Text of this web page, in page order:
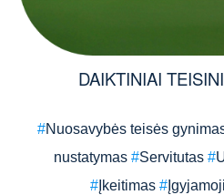
DAIKTINIAI
#Nuosavybės teisės
nustatymas #Servitutas #
# Įkeitimas #